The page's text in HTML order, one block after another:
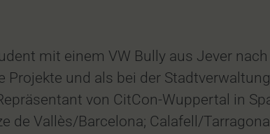
mit einem VW Bully aus Jever
Projekte und als bei der
von CitCon-Wuppertal in
de Vallès/Barcelona; Calafell/